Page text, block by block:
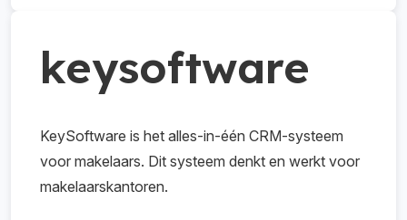
keysoftware
KeySoftware is het alles-in-één CRM-systeem
voor makelaars. Dit systeem denkt en werkt voor
makelaarskantoren.